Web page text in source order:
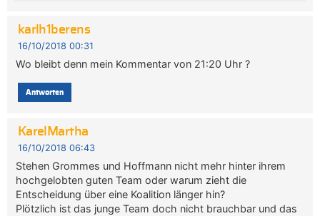
karlh1berens
16/10/2018 00:31
Wo bleibt denn mein Kommentar von 21:20 Uhr ?
Antworten
KarelMartha
16/10/2018 06:43
Stehen Grommes und Hoffmann nicht mehr hinter ihrem
hochgelobten guten Team oder warum zieht die
Entscheidung über eine Koalition länger hin?
Plötzlich ist das junge Team doch nicht brauchbar und das